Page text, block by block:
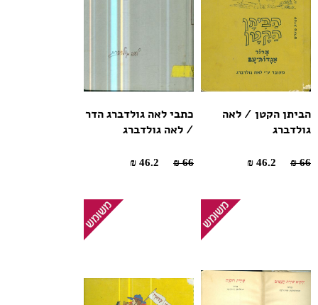
הביתן הקטן / לאה
גולדברג
66 ₪
כתבי לאה גולדברג הדר
/ לאה גולדברג
66 ₪